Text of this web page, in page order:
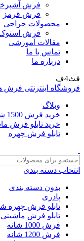
فرش
فرش قرمز
محصولات حراجی
فرش استوک
مقالات آموزشی
تماس با ما
درباره ما
فث4ف
فروشگاه اینترنتی فرش
وبلاگ
خرید فرش 1500 شانه
خرید تابلو فرش
تابلو فرش چهره
انتخاب دسته بندی
بدون دسته بندی
پادری
تابلو فرش چهره
تابلو فرش ماشینی
فرش 1000 شانه
فرش 1200 شانه